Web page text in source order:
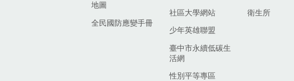
地圖
全民國防應變手冊
社區大學網站
少年英雄聯盟
臺中市永續低碳生
活網
性別平等專區
衛生所